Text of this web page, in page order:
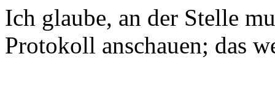
Ich glaube, an der Stelle
Protokoll anschauen; das